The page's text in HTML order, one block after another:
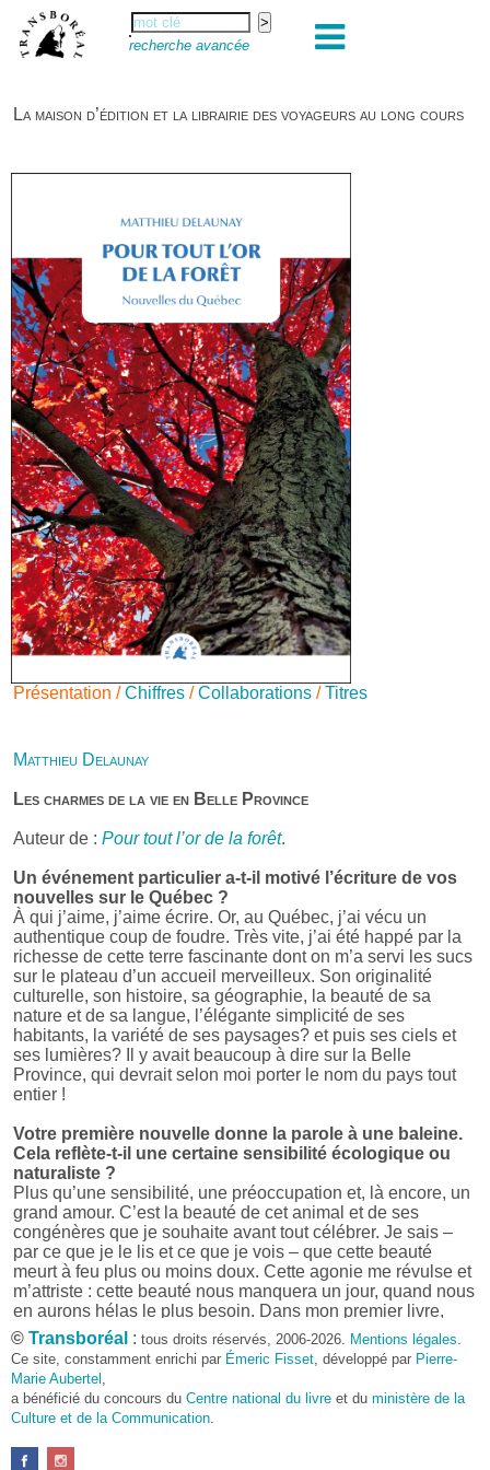
recherche avancée
La maison d’édition et la librairie des voyageurs au long cours
Présentation /Chiffres /Collaborations /Titres
Matthieu Delaunay
Les charmes de la vie en Belle Province
Auteur de : Pour tout l’or de la forêt.
Un événement particulier a-t-il motivé l’écriture de vos
nouvelles sur le Québec ?
À qui j’aime, j’aime écrire. Or, au Québec, j’ai vécu un
authentique coup de foudre. Très vite, j’ai été happé par la
richesse de cette terre fascinante dont on m’a servi les sucs
sur le plateau d’un accueil merveilleux. Son originalité
culturelle, son histoire, sa géographie, la beauté de sa
nature et de sa langue, l’élégante simplicité de ses
habitants, la variété de ses paysages? et puis ses ciels et
ses lumières? Il y avait beaucoup à dire sur la Belle
Province, qui devrait selon moi porter le nom du pays tout
entier !
Votre première nouvelle donne la parole à une baleine.
Cela reflète-t-il une certaine sensibilité écologique ou
naturaliste ?
Plus qu’une sensibilité, une préoccupation et, là encore, un
grand amour. C’est la beauté de cet animal et de ses
congénères que je souhaite avant tout célébrer. Je sais –
par ce que je le lis et ce que je vois – que cette beauté
meurt à feu plus ou moins doux. Cette agonie me révulse et
m’attriste : cette beauté nous manquera un jour, quand nous
en aurons hélas le plus besoin. Dans mon premier livre,
j’avais pris goût à me mettre dans la peau d’une bête. Outre
l’intérêt de l’exercice littéraire, il me semble que cela peut
être un bon moyen pour transmettre certains messages.
Pourquoi avoir choisi le format des nouvelles plutôt
qu’un autre ?
D’abord parce que j’aime (décidément!) en lire !
© Transboréal : tous droits réservés, 2006-2026. Mentions légales
Ce site, constamment enrichi par Émeric Fisset , développé par Pierre-
Marie Aubertel
a bénéficié du concours du Centre national du livre et du ministère de la
Culture et de la Communication